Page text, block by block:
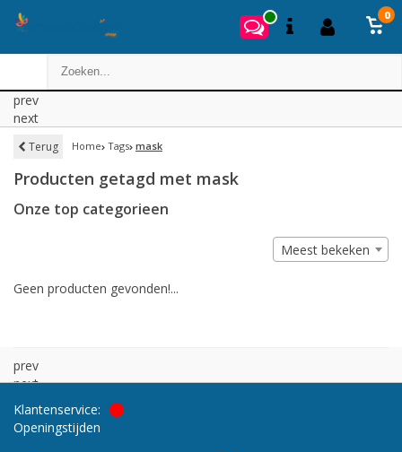
0
prev
next
Terug Home Tags mask
Producten getagd met mask
Onze top categorieen
Meest bekeken
Geen producten gevonden!...
prev
next
Klantenservice:
Openingstijden